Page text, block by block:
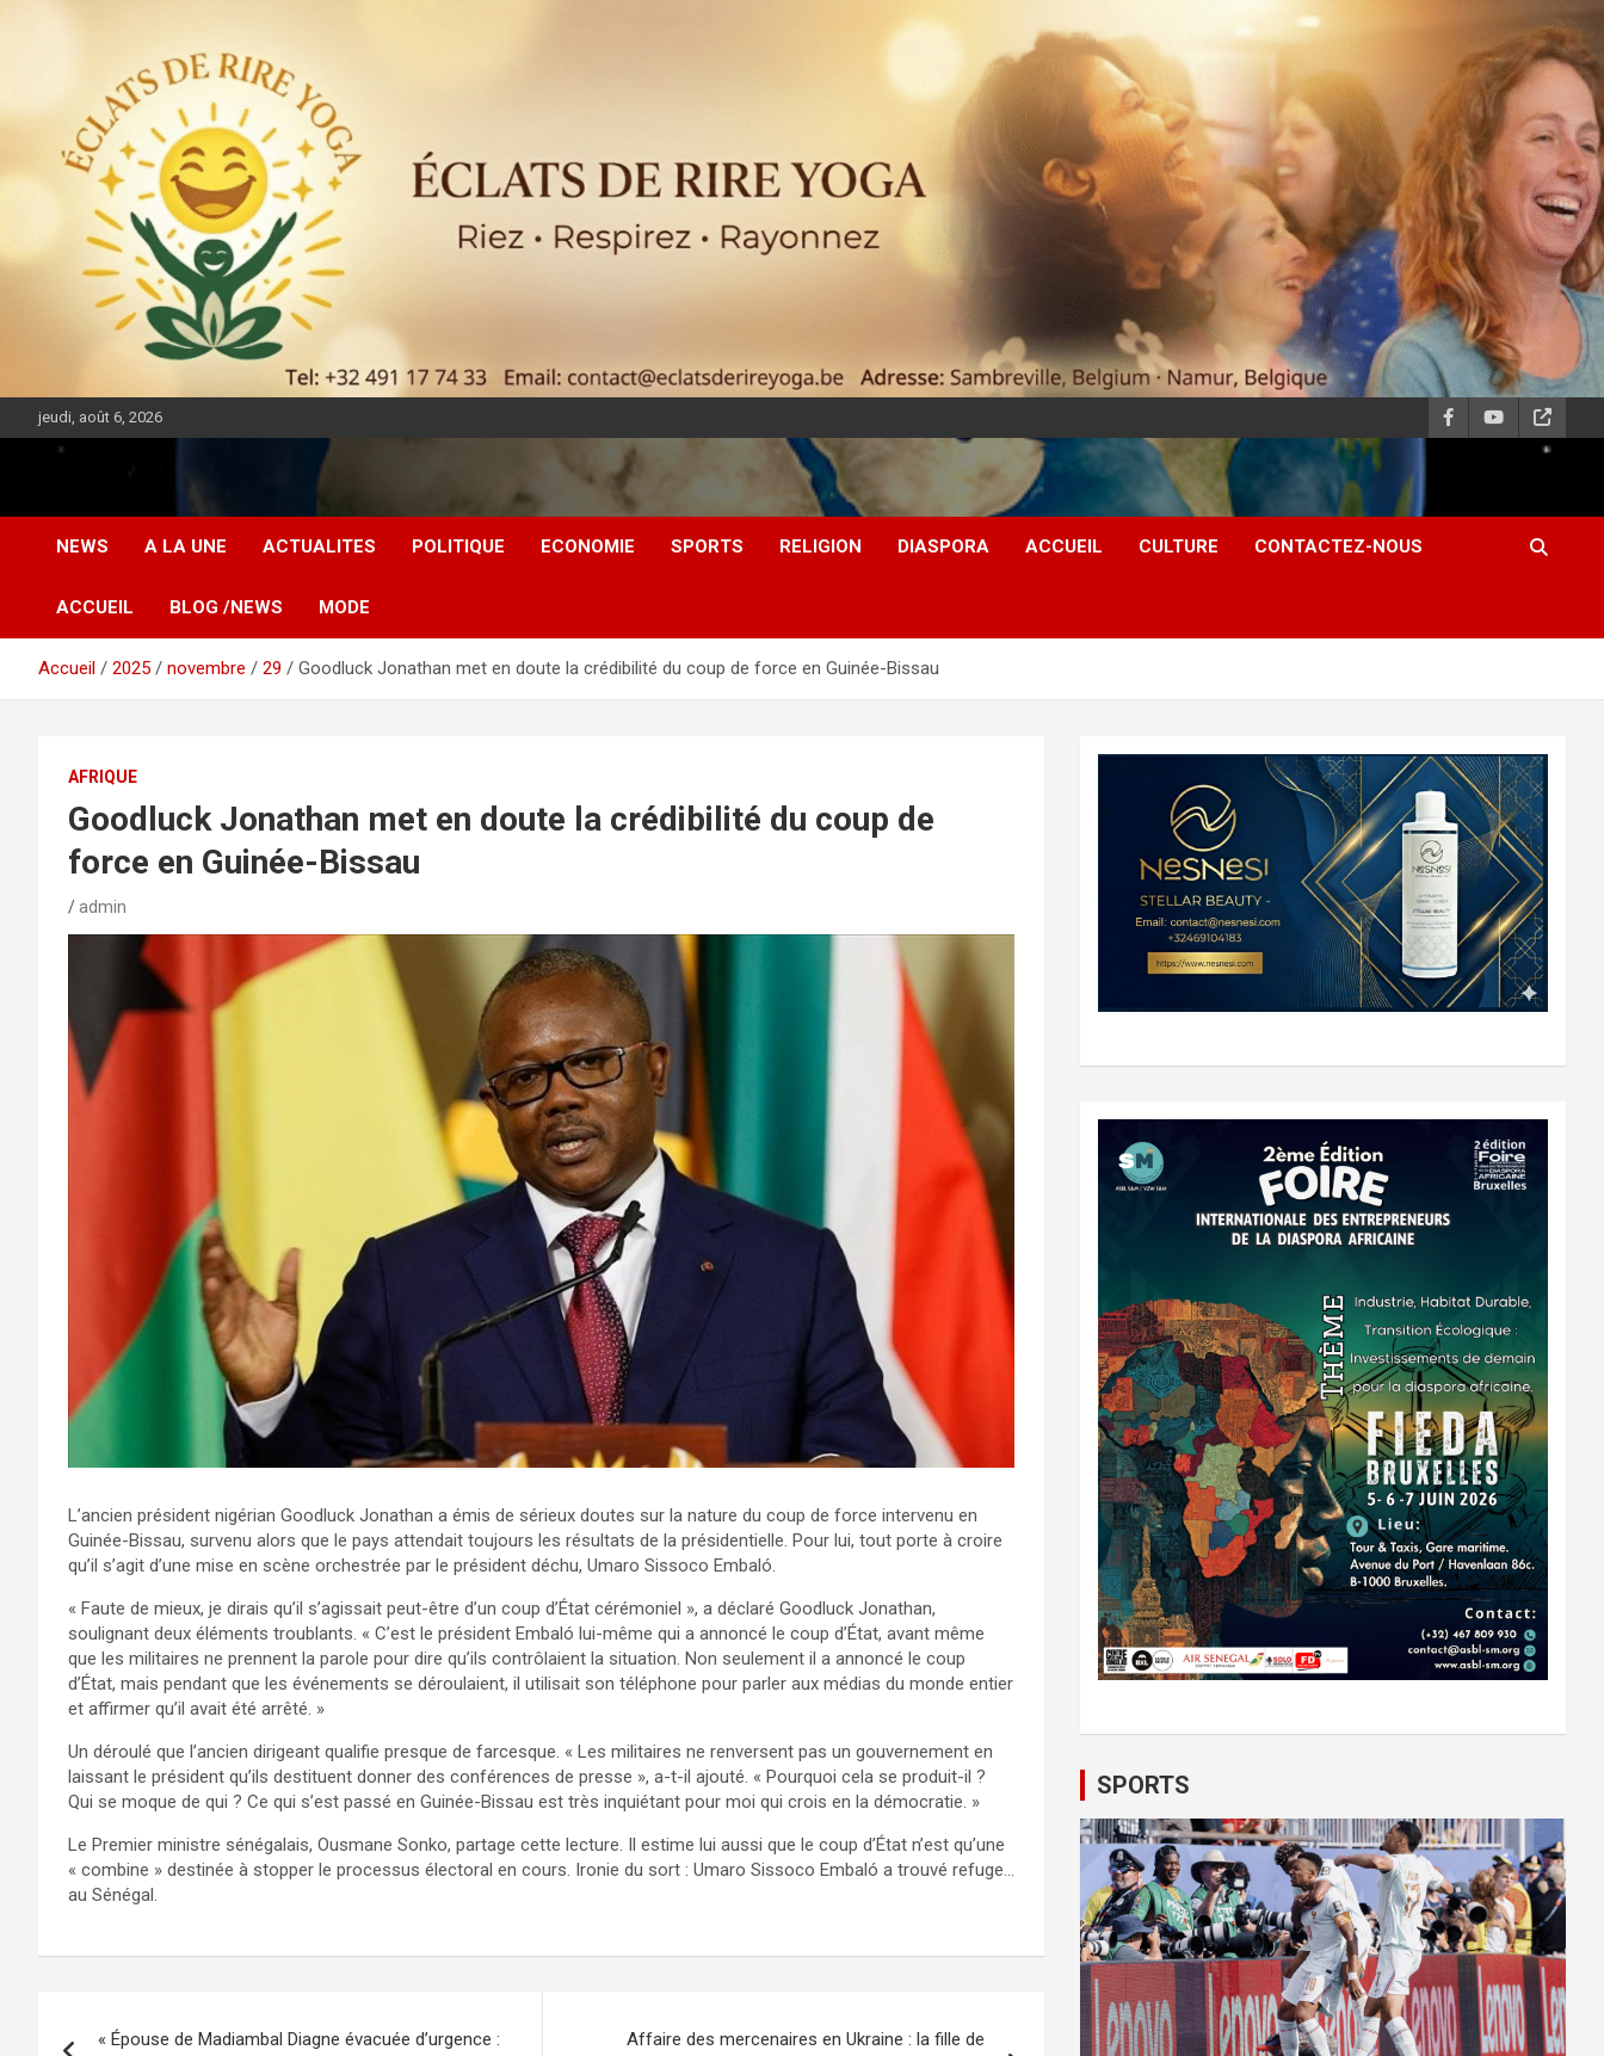
jeudi, août 6, 2026
DIASPORA PULSE
NEWS A LA UNE ACTUALITES POLITIQUE ECONOMIE SPORTS RELIGION DIASPORA ACCUEIL CULTURE CONTACTEZ-NOUS
ACCUEIL BLOG /NEWS MODE
Accueil 2025 novembre 29 Goodluck Jonathan met en doute la crédibilité du coup de force en Guinée-Bissau
AFRIQUE
Goodluck Jonathan met en doute la crédibilité du coup de
force en Guinée-Bissau
admin
L’ancien président nigérian Goodluck Jonathan a émis de sérieux doutes sur la nature du coup de force intervenu en
Guinée-Bissau, survenu alors que le pays attendait toujours les résultats de la présidentielle. Pour lui, tout porte à croire
qu’il s’agit d’une mise en scène orchestrée par le président déchu, Umaro Sissoco Embaló.
« Faute de mieux, je dirais qu’il s’agissait peut-être d’un coup d’État cérémoniel », a déclaré Goodluck Jonathan,
soulignant deux éléments troublants. « C’est le président Embaló lui-même qui a annoncé le coup d’État, avant même
que les militaires ne prennent la parole pour dire qu’ils contrôlaient la situation. Non seulement il a annoncé le coup
d’État, mais pendant que les événements se déroulaient, il utilisait son téléphone pour parler aux médias du monde entier
et affirmer qu’il avait été arrêté. »
Un déroulé que l’ancien dirigeant qualifie presque de farcesque. « Les militaires ne renversent pas un gouvernement en
laissant le président qu’ils destituent donner des conférences de presse », a-t-il ajouté. « Pourquoi cela se produit-il ?
Qui se moque de qui ? Ce qui s’est passé en Guinée-Bissau est très inquiétant pour moi qui crois en la démocratie. »
Le Premier ministre sénégalais, Ousmane Sonko, partage cette lecture. Il estime lui aussi que le coup d’État n’est qu’une
« combine » destinée à stopper le processus électoral en cours. Ironie du sort : Umaro Sissoco Embaló a trouvé refuge…
au Sénégal.
« Épouse de Madiambal Diagne évacuée d’urgence :
Affaire des mercenaires en Ukraine : la fille de
SPORTS